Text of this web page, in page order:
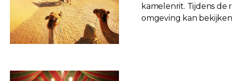
kamelenrit. Tijdens de
omgeving kan